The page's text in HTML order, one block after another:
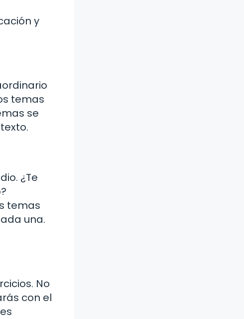
y
temas
se
¿Te
temas
una.
No
con el